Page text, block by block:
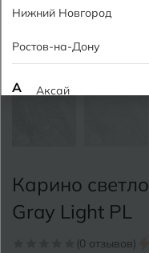
Карино
Gray Light PL
(0 отзывов)
Нижний Новгород
Ростов-на-Дону
А Аксай
Анапа
Армавир